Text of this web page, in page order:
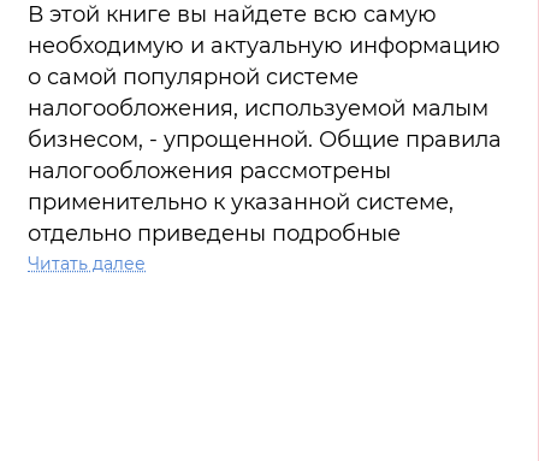
В этой книге вы найдете всю самую
необходимую и актуальную информацию
о самой популярной системе
налогообложения, используемой малым
бизнесом, - упрощенной. Общие правила
налогообложения рассмотрены
применительно к указанной системе,
отдельно приведены подробные
сравнения с альтернативными
Читать далее